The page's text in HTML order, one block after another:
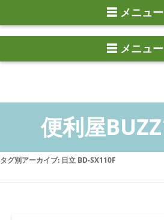
☰ メニュー
タグ別アーカイブ: 日立 BD-SX110F